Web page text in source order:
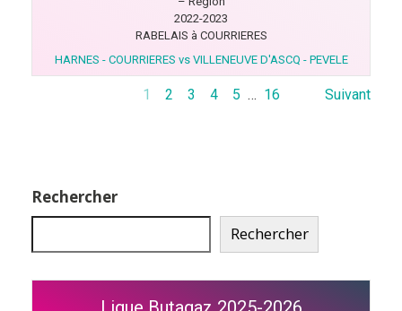
2022-2023
RABELAIS à COURRIERES
HARNES - COURRIERES vs VILLENEUVE D'ASCQ - PEVELE
1 2 3 4 5 … 16 Suivant
Rechercher
Rechercher